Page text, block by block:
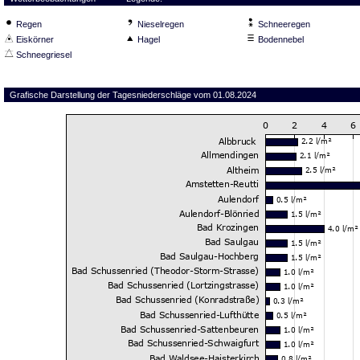
Regen Nieselregen
Schneeregen
Eiskörner
Hagel
Bodennebel
Schneegriesel
Grafische Darstellung der Tagesniederschläge vom 01.08.2024